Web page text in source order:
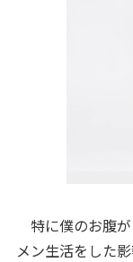
特に僕のお腹
メン生活をした影